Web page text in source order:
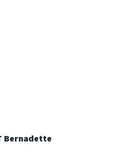
Bernadette